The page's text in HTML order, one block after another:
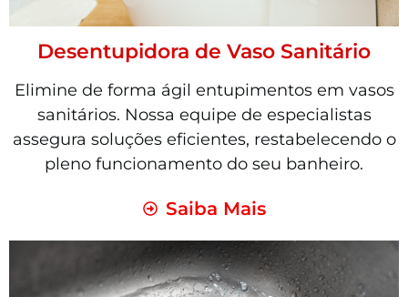
Desentupidora de Vaso Sanitário
Elimine de forma ágil entupimentos em vasos
sanitários. Nossa equipe de especialistas
assegura soluções eficientes, restabelecendo o
pleno funcionamento do seu banheiro.
Saiba Mais